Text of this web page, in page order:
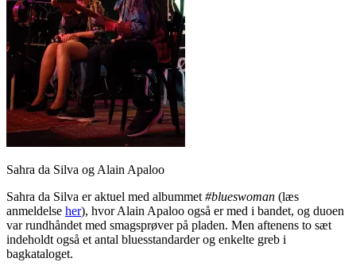
Sahra da Silva og Alain Apaloo
Sahra da Silva er aktuel med albummet #blueswoman (læs
anmeldelse her), hvor Alain Apaloo også er med i bandet, og duoen
var rundhåndet med smagsprøver på pladen. Men aftenens to sæt
indeholdt også et antal bluesstandarder og enkelte greb i
bagkataloget.